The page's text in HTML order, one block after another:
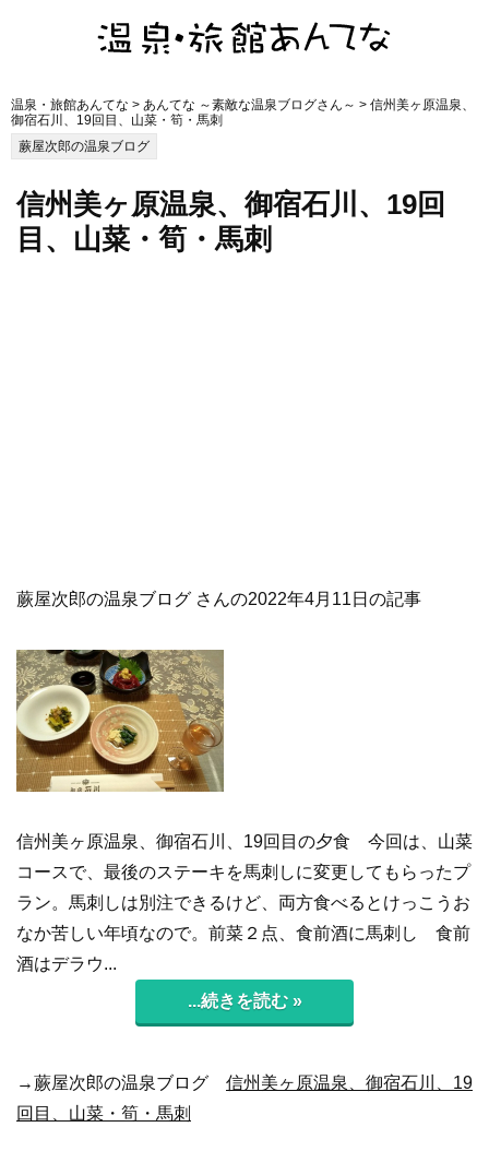
温泉・旅館あんてな > あんてな ～素敵な温泉ブログさん～ > 信州美ヶ原温泉、
御宿石川、19回目、山菜・筍・馬刺
蕨屋次郎の温泉ブログ
信州美ヶ原温泉、御宿石川、19回
目、山菜・筍・馬刺
蕨屋次郎の温泉ブログ さんの2022年4月11日の記事
信州美ヶ原温泉、御宿石川、19回目の夕食 今回は、山菜
コースで、最後のステーキを馬刺しに変更してもらったプ
ラン。馬刺しは別注できるけど、両方食べるとけっこうお
なか苦しい年頃なので。前菜２点、食前酒に馬刺し 食前
酒はデラウ...
...続きを読む »
→蕨屋次郎の温泉ブログ 信州美ヶ原温泉、御宿石川、19
回目、山菜・筍・馬刺